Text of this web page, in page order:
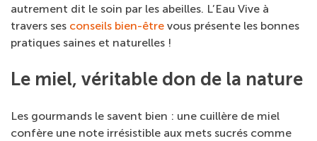
autrement dit le soin par les abeilles. L’Eau Vive à
travers ses conseils bien-être vous présente les bonnes
pratiques saines et naturelles !
Le miel, véritable don de la nature
Les gourmands le savent bien : une cuillère de miel
confère une note irrésistible aux mets sucrés comme